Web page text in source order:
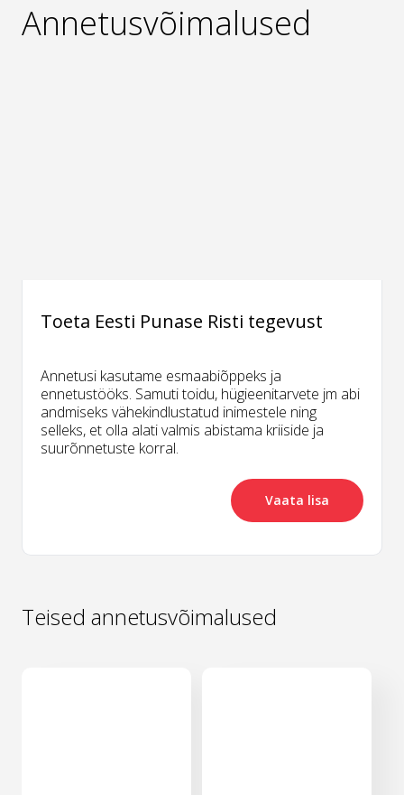
Annetusvõimalused
Toeta Eesti Punase Risti tegevust
Annetusi kasutame esmaabiõppeks ja
ennetustööks. Samuti toidu, hügieenitarvete jm abi
andmiseks vähekindlustatud inimestele ning
selleks, et olla alati valmis abistama kriiside ja
suurõnnetuste korral.
Vaata lisa
Teised annetusvõimalused